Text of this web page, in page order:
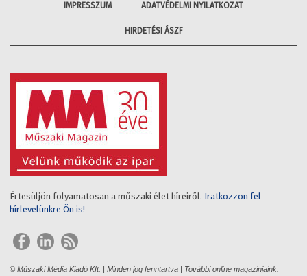
IMPRESSZUM ADATVÉDELMI NYILATKOZAT
HIRDETÉSI ÁSZF
Értesüljön folyamatosan a műszaki élet híreiről. Iratkozzon fel
hírlevelünkre Ön is!
© Műszaki Média Kiadó Kft. | Minden jog fenntartva | További online magazinjaink: